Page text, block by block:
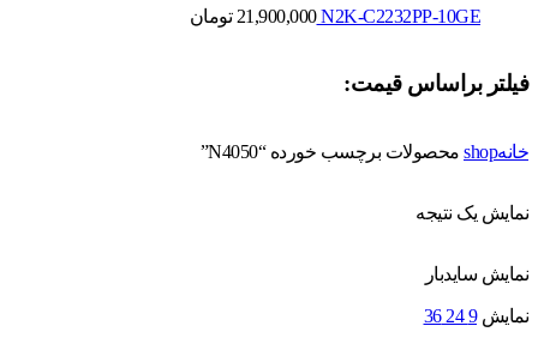
N2K-C2232PP-10GE
21,900,000 تومان
فیلتر براساس قیمت:
خانهshop محصولات برچسب خورده “N4050”
نمایش یک نتیجه
نمایش سایدبار
نمایش 9
24
36